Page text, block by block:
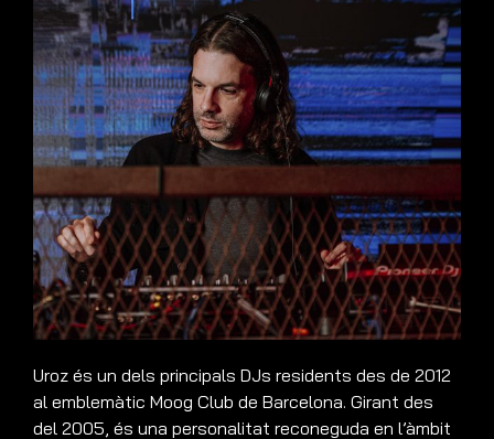
Uroz és un dels principals DJs residents des de 2012
al emblemàtic Moog Club de Barcelona. Girant des
del 2005, és una personalitat reconeguda en l’àmbit